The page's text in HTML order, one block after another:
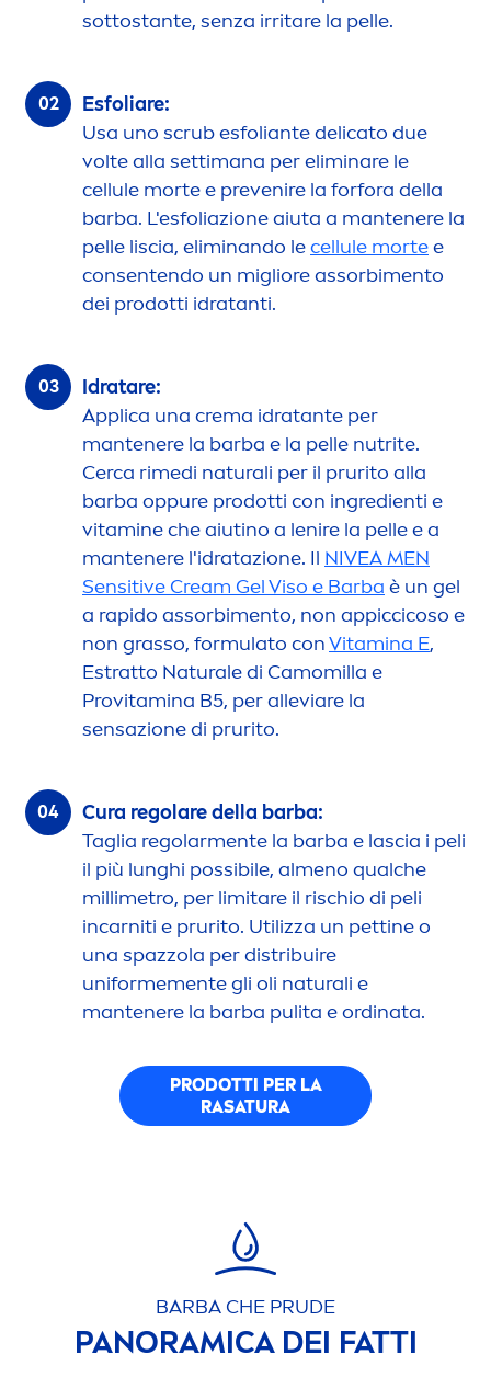
sottostante, senza irritare la pelle.
Esfoliare:
Usa uno scrub esfoliante delicato due
volte alla settimana per eliminare le
cellule morte e prevenire la forfora della
barba. L'esfoliazione aiuta a mantenere la
pelle liscia, eliminando lecellule mortee
consentendo un migliore assorbimento
dei prodotti idratanti.
Idratare:
Applica una crema idratante per
mantenere la barba e la pelle nutrite.
Cerca rimedi naturali per il prurito alla
barba oppure prodotti con ingredienti e
vitamine che aiutino a lenire la pelle e a
mantenere l'idratazione. Il NIVEAMEN
Sensitive Cream Gel Viso e Barba è un gel
a rapido assorbimento, non appiccicoso e
non grasso, formulato conVitamina E,
Estratto Naturale di Camomilla e
Provitamina B5, per alleviare la
sensazione di prurito.
Cura regolare della barba:
Taglia regolarmente la barba e lascia i peli
il più lunghi possibile, almeno qualche
millimetro, per limitare il rischio di peli
incarniti e prurito. Utilizza un pettine o
una spazzola per distribuire
uniformemente gli oli naturali e
mantenere la barba pulita e ordinata.
PRODOTTI PER LA
RASATURA
BARBA CHE PRUDE
PANORAMICA DEI FATTI